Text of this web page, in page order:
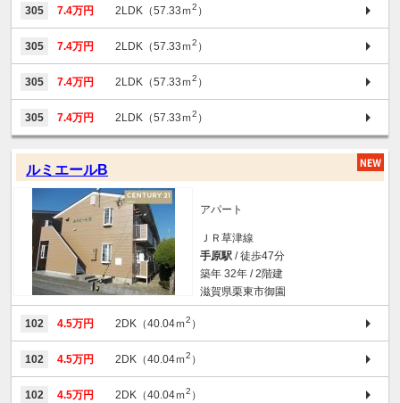
305 7.4万円 2LDK（57.33ｍ2 ）
305 7.4万円 2LDK（57.33ｍ2 ）
305 7.4万円 2LDK（57.33ｍ2 ）
305 7.4万円 2LDK（57.33ｍ2 ）
ルミエールB
アパート
ＪＲ草津線
手原駅 / 徒歩47分
築年 32年 / 2階建
滋賀県栗東市御園
102 4.5万円 2DK（40.04ｍ2 ）
102 4.5万円 2DK（40.04ｍ2 ）
102 4.5万円 2DK（40.04ｍ2 ）